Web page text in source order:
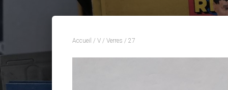
Accueil / V / Verres / 27